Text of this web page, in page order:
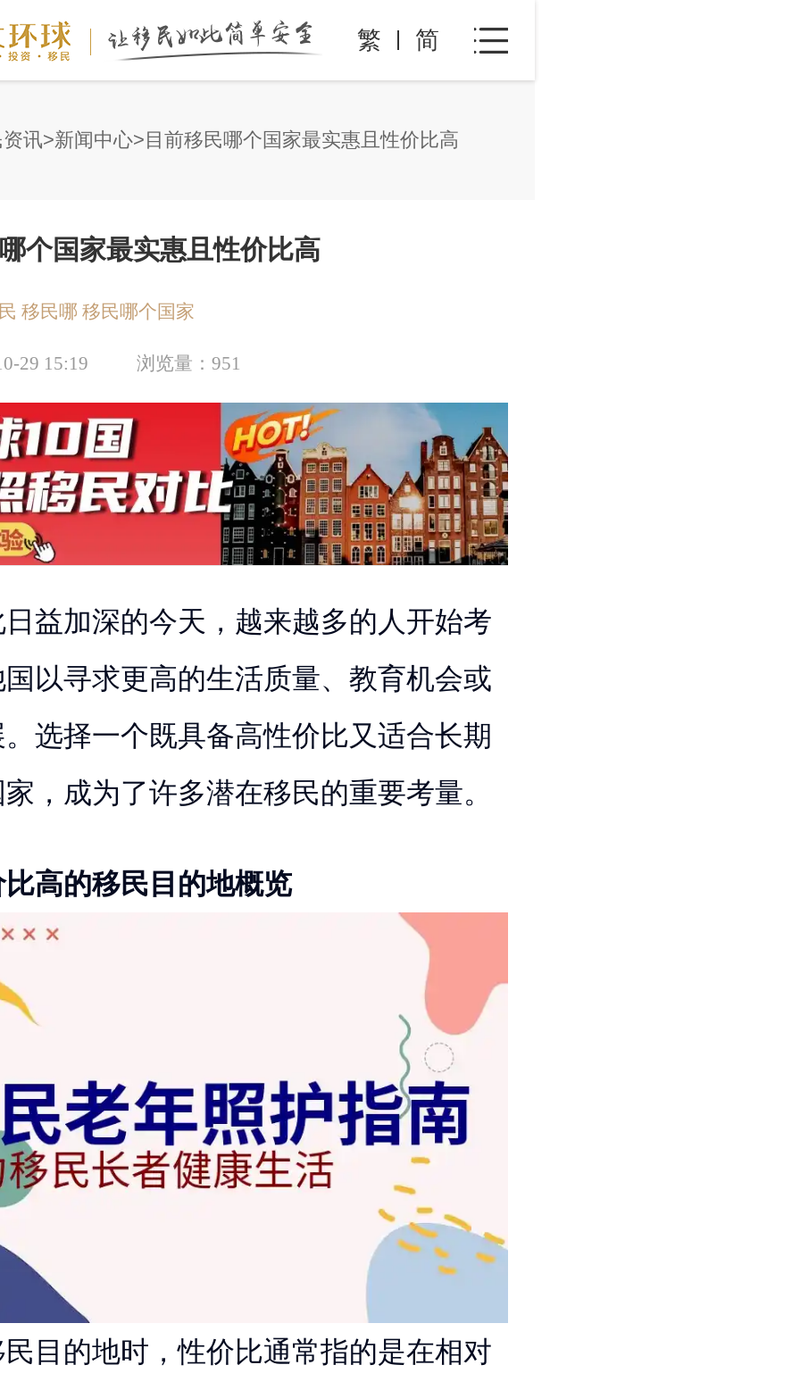
繁 简
讯 新闻中心 目前移民哪个国家最实惠且性价比高
个国家最实惠且性价比高
移民哪 移民哪个国家
29 15:19 浏览量： 951
益加深的今天，越来越多的人开始考
以寻求更高的生活质量、教育机会或
选择一个既具备高性价比又适合长期
，成为了许多潜在移民的重要考量。
高的移民目的地概览
目的地时，性价比通常指的是在相对